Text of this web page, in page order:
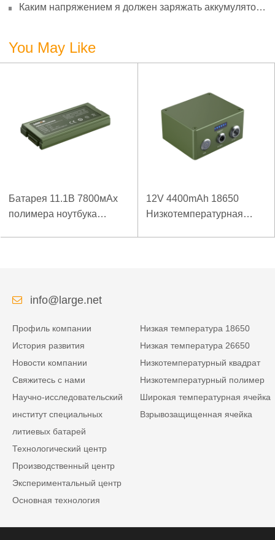
Каким напряжением я должен заряжать аккумулятор
You May Like
Батарея 11.1В 7800мАх
полимера ноутбука
12V 4400mAh 18650
Низкотемпературная
info@large.net
Профиль компании
История развития
Новости компании
Свяжитесь с нами
Научно-исследовательский
институт специальных
литиевых батарей
Технологический центр
Производственный центр
Экспериментальный центр
Основная технология
Низкая температура 18650
Низкая температура 26650
Низкотемпературный квадрат
Низкотемпературный полимер
Широкая температурная ячейка
Взрывозащищенная ячейка